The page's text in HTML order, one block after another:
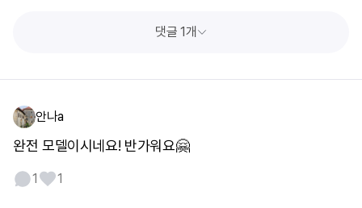
댓글 1개
안나a
완전 모델이시네요! 반가워요🤗
1 1